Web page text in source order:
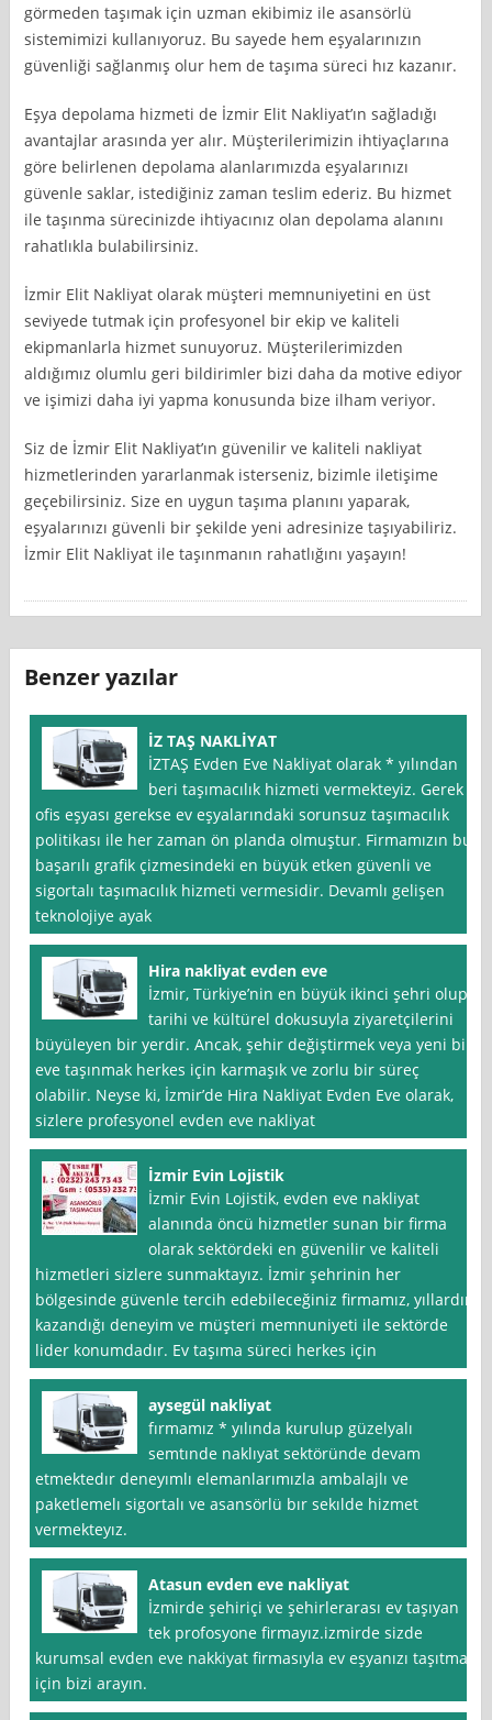
görmeden taşımak için uzman ekibimiz ile asansörlü
sistemimizi kullanıyoruz. Bu sayede hem eşyalarınızın
güvenliği sağlanmış olur hem de taşıma süreci hız kazanır.
Eşya depolama hizmeti de İzmir Elit Nakliyat’ın sağladığı
avantajlar arasında yer alır. Müşterilerimizin ihtiyaçlarına
göre belirlenen depolama alanlarımızda eşyalarınızı
güvenle saklar, istediğiniz zaman teslim ederiz. Bu hizmet
ile taşınma sürecinizde ihtiyacınız olan depolama alanını
rahatlıkla bulabilirsiniz.
İzmir Elit Nakliyat olarak müşteri memnuniyetini en üst
seviyede tutmak için profesyonel bir ekip ve kaliteli
ekipmanlarla hizmet sunuyoruz. Müşterilerimizden
aldığımız olumlu geri bildirimler bizi daha da motive ediyor
ve işimizi daha iyi yapma konusunda bize ilham veriyor.
Siz de İzmir Elit Nakliyat’ın güvenilir ve kaliteli nakliyat
hizmetlerinden yararlanmak isterseniz, bizimle iletişime
geçebilirsiniz. Size en uygun taşıma planını yaparak,
eşyalarınızı güvenli bir şekilde yeni adresinize taşıyabiliriz.
İzmir Elit Nakliyat ile taşınmanın rahatlığını yaşayın!
Benzer yazılar
İZ TAŞ NAKLİYAT
İZTAŞ Evden Eve Nakliyat olarak * yılından
beri taşımacılık hizmeti vermekteyiz. Gerek
ofis eşyası gerekse ev eşyalarındaki sorunsuz taşımacılık
politikası ile her zaman ön planda olmuştur. Firmamızın bu
başarılı grafik çizmesindeki en büyük etken güvenli ve
sigortalı taşımacılık hizmeti vermesidir. Devamlı gelişen
teknolojiye ayak
Hira nakliyat evden eve
İzmir, Türkiye’nin en büyük ikinci şehri olup,
tarihi ve kültürel dokusuyla ziyaretçilerini
büyüleyen bir yerdir. Ancak, şehir değiştirmek veya yeni bir
eve taşınmak herkes için karmaşık ve zorlu bir süreç
olabilir. Neyse ki, İzmir’de Hira Nakliyat Evden Eve olarak,
sizlere profesyonel evden eve nakliyat
İzmir Evin Lojistik
İzmir Evin Lojistik, evden eve nakliyat
alanında öncü hizmetler sunan bir firma
olarak sektördeki en güvenilir ve kaliteli
hizmetleri sizlere sunmaktayız. İzmir şehrinin her
bölgesinde güvenle tercih edebileceğiniz firmamız, yıllardır
kazandığı deneyim ve müşteri memnuniyeti ile sektörde
lider konumdadır. Ev taşıma süreci herkes için
aysegül nakliyat
fırmamız * yılında kurulup güzelyalı
semtınde naklıyat sektöründe devam
etmektedır deneyımlı elemanlarımızla ambalajlı ve
paketlemelı sigortalı ve asansörlü bır sekılde hizmet
vermekteyız.
Atasun evden eve nakliyat
İzmirde şehiriçi ve şehirlerarası ev taşıyan
tek profosyone firmayız.izmirde sizde
kurumsal evden eve nakkiyat firmasıyla ev eşyanızı taşıtmak
için bizi arayın.